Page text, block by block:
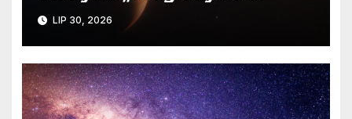
planety krążącej wokół
martwej gwiazdy
LIP 30, 2026